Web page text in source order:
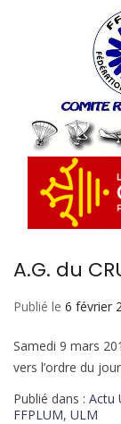
A.G. du
Publié le 6 février
Samedi 9 mars
vers l’ordre du
Publié dans : Actu
FFPLUM, ULM